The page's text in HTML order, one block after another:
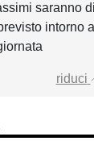
saranno
intorno
riduci